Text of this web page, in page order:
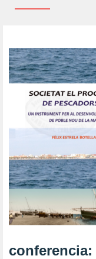
conferencia: